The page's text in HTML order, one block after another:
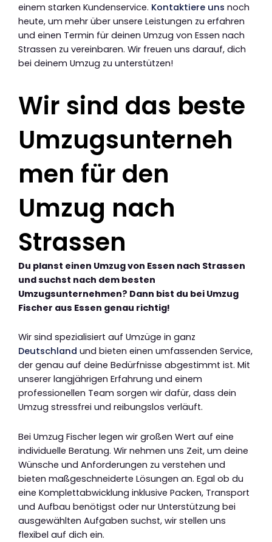
einem starken Kundenservice. Kontaktiere uns noch
heute, um mehr über unsere Leistungen zu erfahren
und einen Termin für deinen Umzug von Essen nach
Strassen zu vereinbaren. Wir freuen uns darauf, dich
bei deinem Umzug zu unterstützen!
Wir sind das beste
Umzugsunterneh
men für den
Umzug nach
Strassen
Du planst einen Umzug von Essen nach Strassen
und suchst nach dem besten
Umzugsunternehmen? Dann bist du bei Umzug
Fischer aus Essen genau richtig!
Wir sind spezialisiert auf Umzüge in ganz
Deutschland und bieten einen umfassenden Service,
der genau auf deine Bedürfnisse abgestimmt ist. Mit
unserer langjährigen Erfahrung und einem
professionellen Team sorgen wir dafür, dass dein
Umzug stressfrei und reibungslos verläuft.
Bei Umzug Fischer legen wir großen Wert auf eine
individuelle Beratung. Wir nehmen uns Zeit, um deine
Wünsche und Anforderungen zu verstehen und
bieten maßgeschneiderte Lösungen an. Egal ob du
eine Komplettabwicklung inklusive Packen, Transport
und Aufbau benötigst oder nur Unterstützung bei
ausgewählten Aufgaben suchst, wir stellen uns
flexibel auf dich ein.